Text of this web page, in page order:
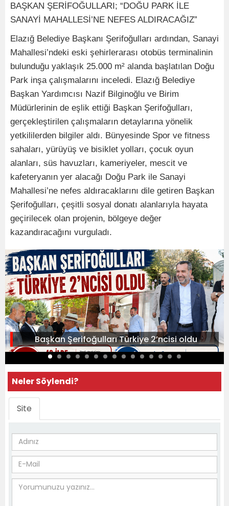
BAŞKAN ŞERİFOĞULLARI; “DOĞU PARK İLE
SANAYİ MAHALLESİ’NE NEFES ALDIRACAĞIZ”
Elazığ Belediye Başkanı Şerifoğulları ardından, Sanayi
Mahallesi’ndeki eski şehirlerarası otobüs terminalinin
bulunduğu yaklaşık 25.000 m² alanda başlatılan Doğu
Park inşa çalışmalarını inceledi. Elazığ Belediye
Başkan Yardımcısı Nazif Bilginoğlu ve Birim
Müdürlerinin de eşlik ettiği Başkan Şerifoğulları,
gerçekleştirilen çalışmaların detaylarına yönelik
yetkililerden bilgiler aldı. Bünyesinde Spor ve fitness
sahaları, yürüyüş ve bisiklet yolları, çocuk oyun
alanları, süs havuzları, kameriyeler, mescit ve
kafeteryanın yer alacağı Doğu Park ile Sanayi
Mahallesi’ne nefes aldıracaklarını dile getiren Başkan
Şerifoğulları, çeşitli sosyal donatı alanlarıyla hayata
geçirilecek olan projenin, bölgeye değer
kazandıracağını vurguladı.
Başkan Şerifoğulları Türkiye 2’ncisi oldu
Neler Söylendi?
Site